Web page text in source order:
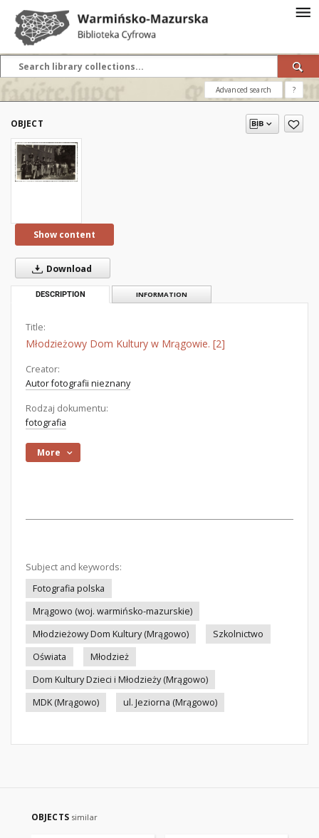
Advanced search ?
OBJECT
Show content
Download
DESCRIPTION INFORMATION
Title:
Młodzieżowy Dom Kultury w Mrągowie. [2]
Creator:
Autor fotografii nieznany
Rodzaj dokumentu:
fotografia
More
Subject and keywords:
Fotografia polska
Mrągowo (woj. warmińsko-mazurskie)
Młodzieżowy Dom Kultury (Mrągowo)
Szkolnictwo
Oświata
Młodzież
Dom Kultury Dzieci i Młodzieży (Mrągowo)
MDK (Mrągowo)
ul. Jeziorna (Mrągowo)
OBJECTS similar